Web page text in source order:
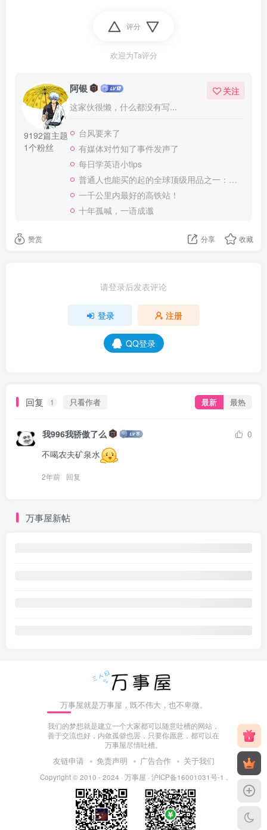
评分
欢迎为Ta评分
9192篇主题
1个粉丝
阿银
这家伙很懒，什么都没有写...
关注
台风要来了
有媒体对竹知了事件发声了
每日学英语小tips
普通人也能买的起的全球顶级用品之一：WD-40润滑除锈剂！
一千公里内最好的高铁站！
十年孤喊，一语成谶
赞赏 分享 收藏
请登录后发表评论
登录 注册
QQ登录
回复 1 只看作者 最新 最热
我996我骄傲了么
0
不喝农夫矿泉水
2年前 回复
万事屋新帖
万事屋就是万事屋，既不伟大，也不卑微。
我们的梦想就是建立一个大家都可以随意吐槽的网站，
善于交流也好，内敛孤僻也罢，只要你愿意，都可以在
万事屋尽情吐槽。
友链申请 免责声明 广告合作 关于我们
Copyright © 2010 - 2024 · 万事屋 · 沪ICP备16001031号-1 .